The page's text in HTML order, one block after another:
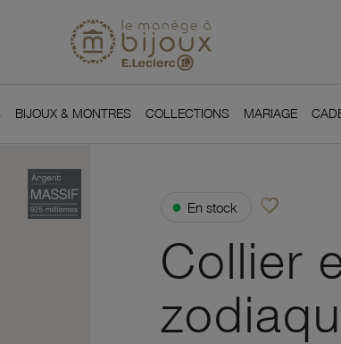
BIJOUX & MONTRES COLLECTIONS MARIAGE
● En stock favorite_borderAjouter à vos
Collier